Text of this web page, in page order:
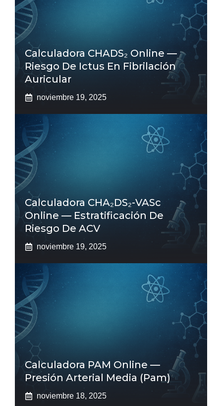
Calculadora CHADS₂ Online —
Riesgo De Ictus En Fibrilación
Auricular
noviembre 19, 2025
Calculadora CHA₂DS₂-VASc
Online — Estratificación De
Riesgo De ACV
noviembre 19, 2025
Calculadora PAM Online —
Presión Arterial Media (pam)
noviembre 18, 2025